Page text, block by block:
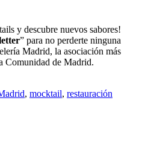
y descubre nuevos sabores!
” para no perderte ninguna
Madrid, la asociación más
Comunidad de Madrid.
, mocktail, restauración